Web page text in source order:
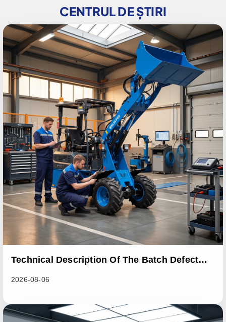
CENTRUL DE ȘTIRI
Technical Description Of The Batch Defect
2026-08-06